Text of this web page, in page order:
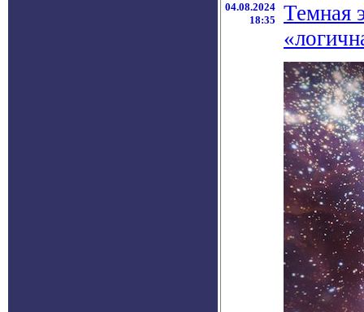
04.08.2024
18:35
Темная